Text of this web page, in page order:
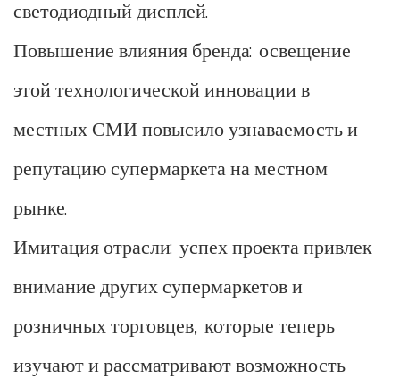
светодиодный дисплей.
Повышение влияния бренда: освещение
этой технологической инновации в
местных СМИ повысило узнаваемость и
репутацию супермаркета на местном
рынке.
Имитация отрасли: успех проекта привлек
внимание других супермаркетов и
розничных торговцев, которые теперь
изучают и рассматривают возможность